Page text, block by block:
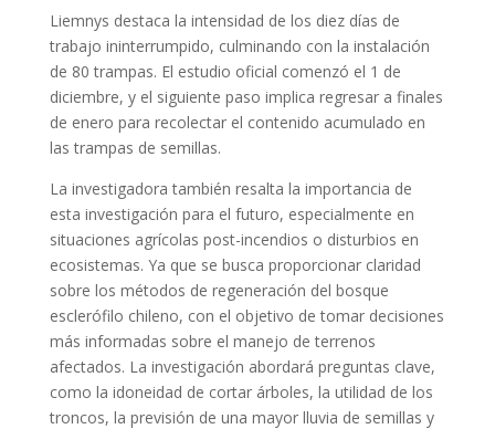
Liemnys destaca la intensidad de los diez días de
trabajo ininterrumpido, culminando con la instalación
de 80 trampas. El estudio oficial comenzó el 1 de
diciembre, y el siguiente paso implica regresar a finales
de enero para recolectar el contenido acumulado en
las trampas de semillas.
La investigadora también resalta la importancia de
esta investigación para el futuro, especialmente en
situaciones agrícolas post-incendios o disturbios en
ecosistemas. Ya que se busca proporcionar claridad
sobre los métodos de regeneración del bosque
esclerófilo chileno, con el objetivo de tomar decisiones
más informadas sobre el manejo de terrenos
afectados. La investigación abordará preguntas clave,
como la idoneidad de cortar árboles, la utilidad de los
troncos, la previsión de una mayor lluvia de semillas y